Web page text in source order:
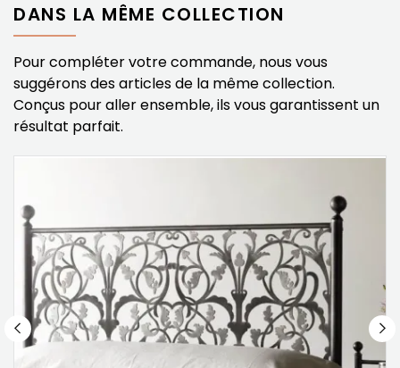
DANS LA MÊME COLLECTION
Pour compléter votre commande, nous vous
suggérons des articles de la même collection.
Conçus pour aller ensemble, ils vous garantissent un
résultat parfait.